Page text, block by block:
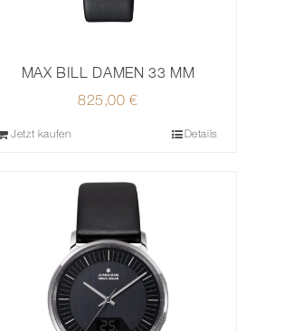
MAX BILL DAMEN 33 MM
825,00€
Jetzt kaufen Details